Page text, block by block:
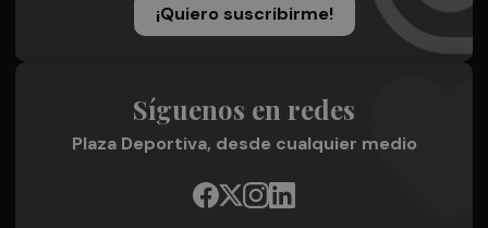
¡Quiero suscribirme!
Síguenos en redes
Plaza Deportiva, desde cualquier medio